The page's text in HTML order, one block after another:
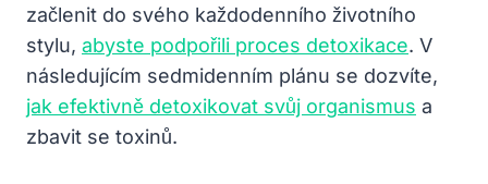
začlenit do svého každodenního životního
stylu, abyste podpořili proces detoxikace. V
následujícím sedmidenním plánu se dozvíte,
jak efektivně detoxikovat svůj organismus a
zbavit se toxinů.